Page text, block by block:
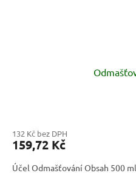
132 Kč bez DPH
159,72 Kč
Účel Odmašťování Obsah 500